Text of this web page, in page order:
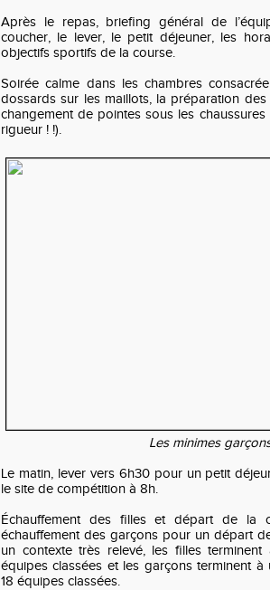
Après le repas, briefing général de
coucher, le lever, le petit déjeuner, les
objectifs sportifs de la course.
Soirée calme dans les chambres
dossards sur les maillots, la préparation
changement de pointes sous les
rigueur ! !).
Les minimes
Le matin, lever vers 6h30 pour un petit
le site de compétition à 8h.
Échauffement des filles et départ de la
échauffement des garçons pour un départ
un contexte très relevé, les filles
équipes classées et les garçons terminent
18 équipes classées.